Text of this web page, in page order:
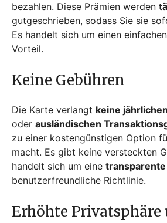
bezahlen. Diese Prämien werden
gutgeschrieben, sodass Sie sie
Es handelt sich um einen
Vorteil.
Keine Gebühren
Die Karte verlangt keine jährlichen
oder ausländischen
zu einer kostengünstigen Option
macht. Es gibt keine versteckten
handelt sich um eine transparente
benutzerfreundliche Richtlinie.
Erhöhte Privatsphäre